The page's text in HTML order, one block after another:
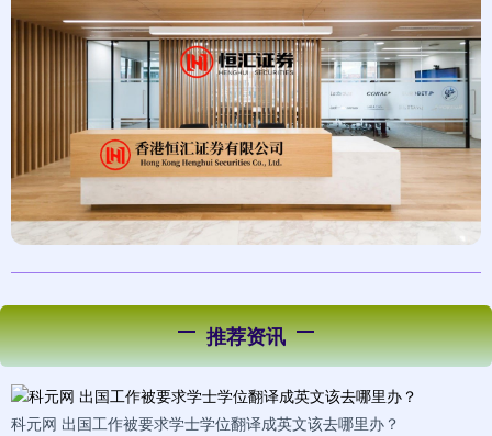
推荐资讯
科元网 出国工作被要求学士学位翻译成英文该去哪里办？